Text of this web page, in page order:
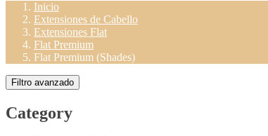
Inicio
Extensiones de Cabello
Extensiones Flat
Flat Premium
Flat Premium (Shades)
Filtro avanzado
Category